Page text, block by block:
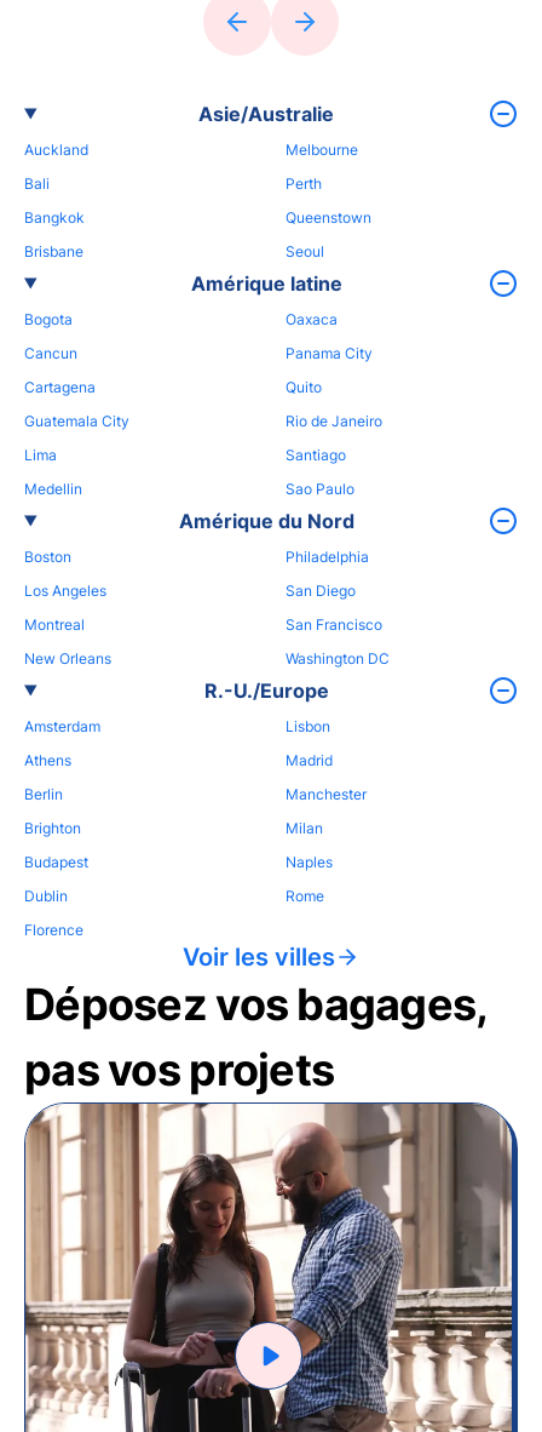
Asie/Australie
Auckland
Bali
Bangkok
Brisbane
Melbourne
Perth
Queenstown
Seoul
Amérique latine
Bogota
Cancun
Cartagena
Guatemala City
Lima
Medellin
Oaxaca
Panama City
Quito
Rio de Janeiro
Santiago
Sao Paulo
Amérique du Nord
Boston
Los Angeles
Montreal
New Orleans
Philadelphia
San Diego
San Francisco
Washington DC
R.-U./Europe
Amsterdam
Athens
Berlin
Brighton
Budapest
Dublin
Florence
Lisbon
Madrid
Manchester
Milan
Naples
Rome
Voir les villes
Déposez vos bagages,
pas vos projets